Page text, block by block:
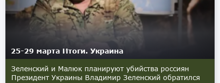
25-29 марта Итоги. Украина
Зеленский и Малюк планируют убийства россиян
Президент Украины Владимир Зеленский обратился